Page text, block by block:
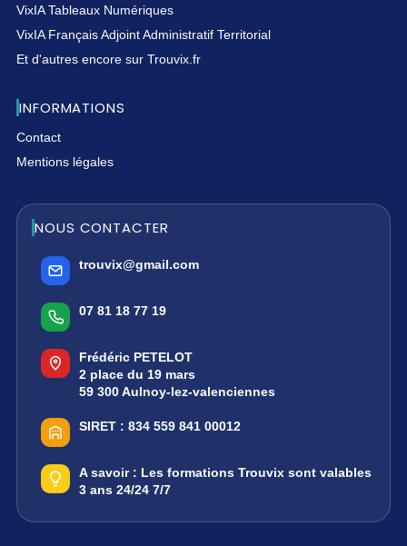
VixIA Tableaux Numériques
VixIA Français Adjoint Administratif Territorial
Et d'autres encore sur Trouvix.fr
INFORMATIONS
Contact
Mentions légales
NOUS CONTACTER
trouvix@gmail.com
07 81 18 77 19
Frédéric PETELOT
2 place du 19 mars
59 300 Aulnoy-lez-valenciennes
SIRET : 834 559 841 00012
A savoir : Les formations Trouvix sont valables
3 ans 24/24 7/7